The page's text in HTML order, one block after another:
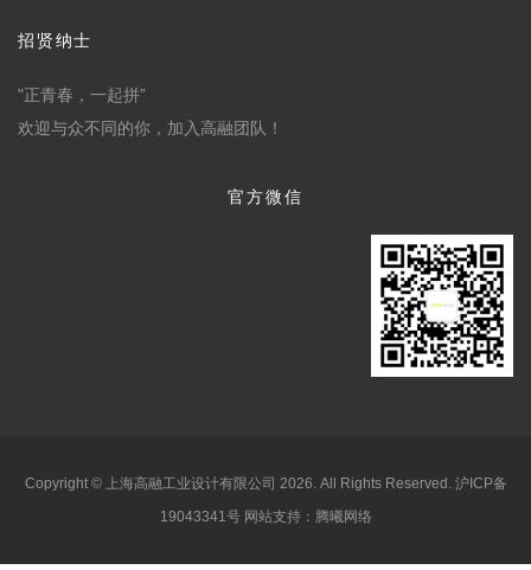
招贤纳士
"正青春，一起拼”
欢迎与众不同的你，加入高融团队！
官方微信
Copyright © 上海高融工业设计有限公司 2026 . All Rights Reserved. 沪ICP备
19043341号网站支持： 腾曦网络